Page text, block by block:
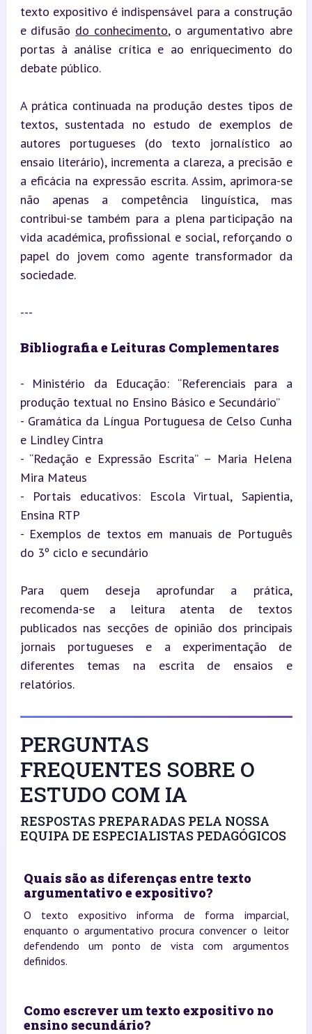
texto expositivo é indispensável para a construção
e difusão do conhecimento, o argumentativo abre
portas à análise crítica e ao enriquecimento do
debate público.
A prática continuada na produção destes tipos de
textos, sustentada no estudo de exemplos de
autores portugueses (do texto jornalístico ao
ensaio literário), incrementa a clareza, a precisão e
a eficácia na expressão escrita. Assim, aprimora-se
não apenas a competência linguística, mas
contribui-se também para a plena participação na
vida académica, profissional e social, reforçando o
papel do jovem como agente transformador da
sociedade.
---
Bibliografia e Leituras Complementares
- Ministério da Educação: “Referenciais para a
produção textual no Ensino Básico e Secundário”
- Gramática da Língua Portuguesa de Celso Cunha
e Lindley Cintra
- “Redação e Expressão Escrita” – Maria Helena
Mira Mateus
- Portais educativos: Escola Virtual, Sapientia,
Ensina RTP
- Exemplos de textos em manuais de Português
do 3º ciclo e secundário
Para quem deseja aprofundar a prática,
recomenda-se a leitura atenta de textos
publicados nas secções de opinião dos principais
jornais portugueses e a experimentação de
diferentes temas na escrita de ensaios e
relatórios.
PERGUNTAS
FREQUENTES SOBRE O
ESTUDO COM IA
RESPOSTAS PREPARADAS PELA NOSSA
EQUIPA DE ESPECIALISTAS PEDAGÓGICOS
Quais são as diferenças entre texto
argumentativo e expositivo?
O texto expositivo informa de forma imparcial,
enquanto o argumentativo procura convencer o leitor
defendendo um ponto de vista com argumentos
definidos.
Como escrever um texto expositivo no
ensino secundário?